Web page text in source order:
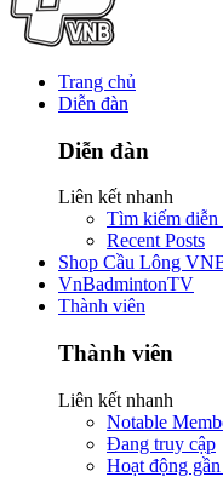
Trang chủ
Diễn đàn
Diễn đàn
Liên kết nhanh
Tìm kiếm diễn
Recent Posts
Shop Cầu Lông
VnBadmintonTV
Thành viên
Thành viên
Liên kết nhanh
Notable
Đang truy cập
Hoạt động